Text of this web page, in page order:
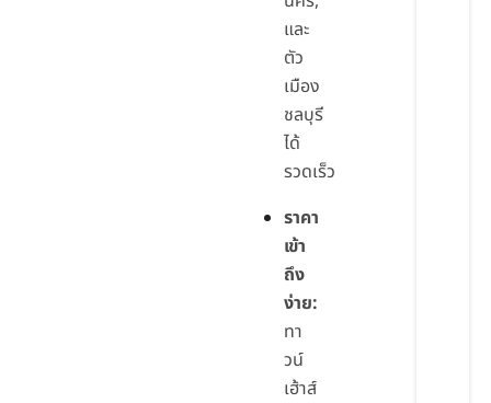
และ
ตัว
เมือง
ชลบุรี
ได้
รวดเร็ว
ราคา
เข้า
ถึง
ง่าย:
ทา
วน์
เฮ้าส์